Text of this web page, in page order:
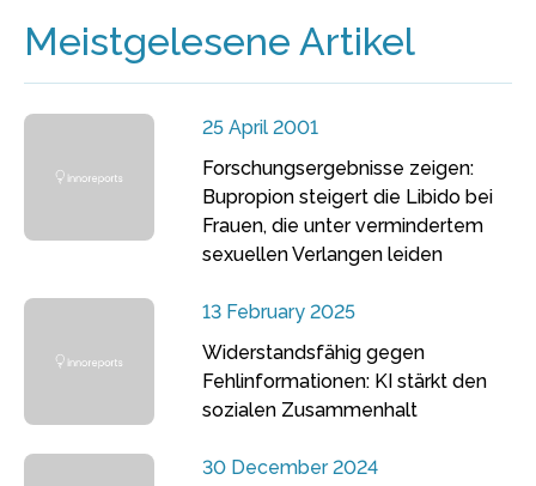
Meistgelesene Artikel
25 April 2001
Forschungsergebnisse zeigen:
Bupropion steigert die Libido bei
Frauen, die unter vermindertem
sexuellen Verlangen leiden
13 February 2025
Widerstandsfähig gegen
Fehlinformationen: KI stärkt den
sozialen Zusammenhalt
30 December 2024